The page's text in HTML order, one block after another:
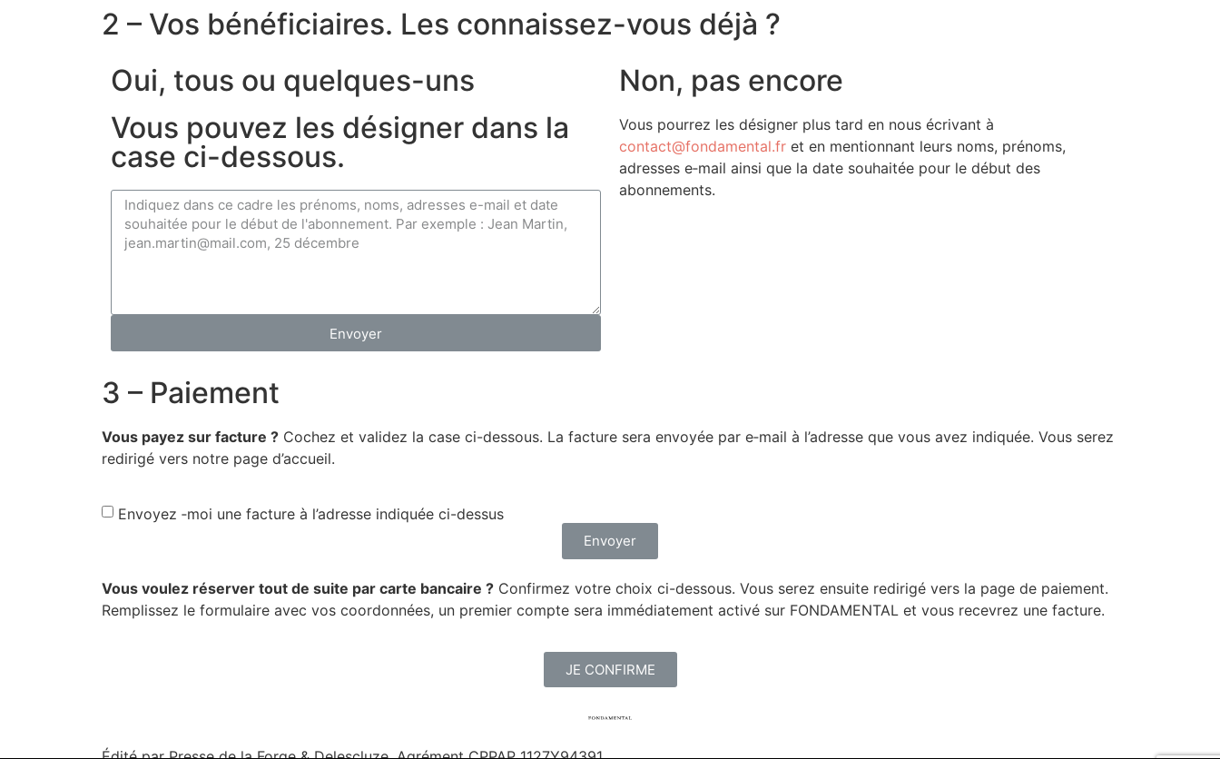
2 – Vos bénéficiaires. Les connaissez-vous déjà ?
Oui, tous ou quelques-uns
Vous pouvez les désigner dans la
case ci-dessous.
Envoyer
Non, pas encore
Vous pour­rez les dési­gner plus tard en nous écri­vant à
contact@fondamental.fr et en men­tion­nant leurs noms, pré­noms,
adresses e‑mail ain­si que la date sou­hai­tée pour le début des
abonnements.
3 – Paiement
Vous payez sur fac­ture ? Cochez et vali­dez la case ci-des­sous. La fac­ture sera envoyée par e‑mail à l’a­dresse que vous avez indi­quée. Vous serez
redi­ri­gé vers notre page d’accueil.
Envoyez ‑moi une fac­ture à l’a­dresse indi­quée ci-dessus
Envoyer
Vous vou­lez réser­ver tout de suite par carte ban­caire ? Confir­mez votre choix ci-des­sous. Vous serez ensuite redi­ri­gé vers la page de paie­ment.
Rem­plis­sez le for­mu­laire avec vos coor­don­nées, un pre­mier compte sera immé­dia­te­ment acti­vé sur FONDAMENTAL et vous rece­vrez une facture.
JE CONFIRME